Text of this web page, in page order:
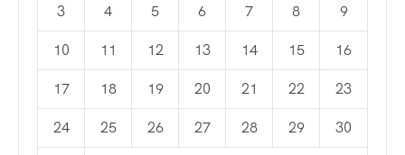
3 4 5 6 7 8 9
10 11 12 13 14 15 16
17 18 19 20 21 22 23
24 25 26 27 28 29 30